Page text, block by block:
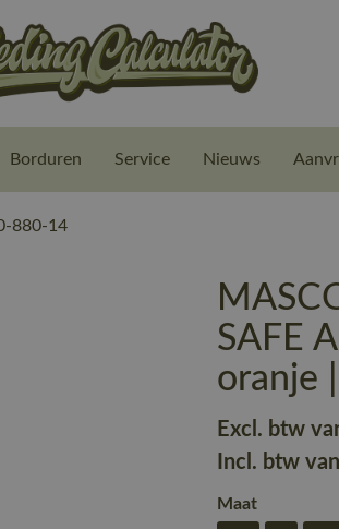
Borduren Service Nieuws
880-14
SAFE
oranje
Excl. btw
Incl. btw
Maat